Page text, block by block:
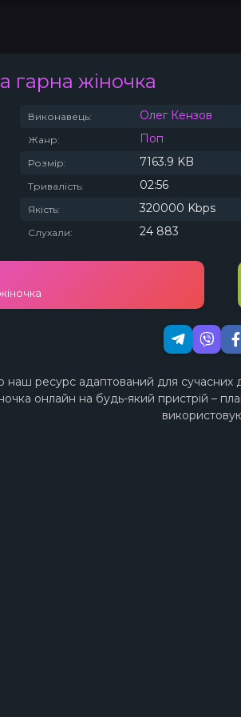
Топ 100 Тренди
гарна жіночка
Виконавець: Олег Кензов
Жанр: Поп
Розмір: 7163.9 KB
Тривалість: 02:56
Якість: 320000 Kbps
Слухали: 24 883
ресурс адаптований для сучасних
онлайн на будь-який пристрій –